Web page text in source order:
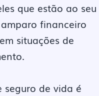
que estão ao seu
financeiro
situações de
seguro de vida é